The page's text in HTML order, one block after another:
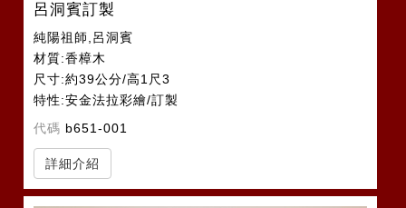
呂洞賓訂製
純陽祖師,呂洞賓
材質:香樟木
尺寸:約39公分/高1尺3
特性:安金法拉彩繪/訂製
代碼 b651-001
詳細介紹